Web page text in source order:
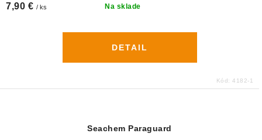
Na sklade
7,90 € / ks
DETAIL
Kód: 4182-1
Seachem Paraguard